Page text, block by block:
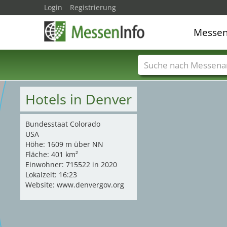
Hotels in Denver
Bundesstaat Colorado
USA
Höhe: 1609 m über NN
Fläche: 401 km²
Einwohner: 715522 in 2020
Lokalzeit: 16:23
Website: www.denvergov.org
Login Registrierung
Messenamen